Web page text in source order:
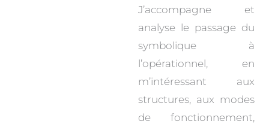
J’accompagne et
analyse le passage du
symbolique à
l’opérationnel, en
m’intéressant aux
structures, aux modes
de fonctionnement,